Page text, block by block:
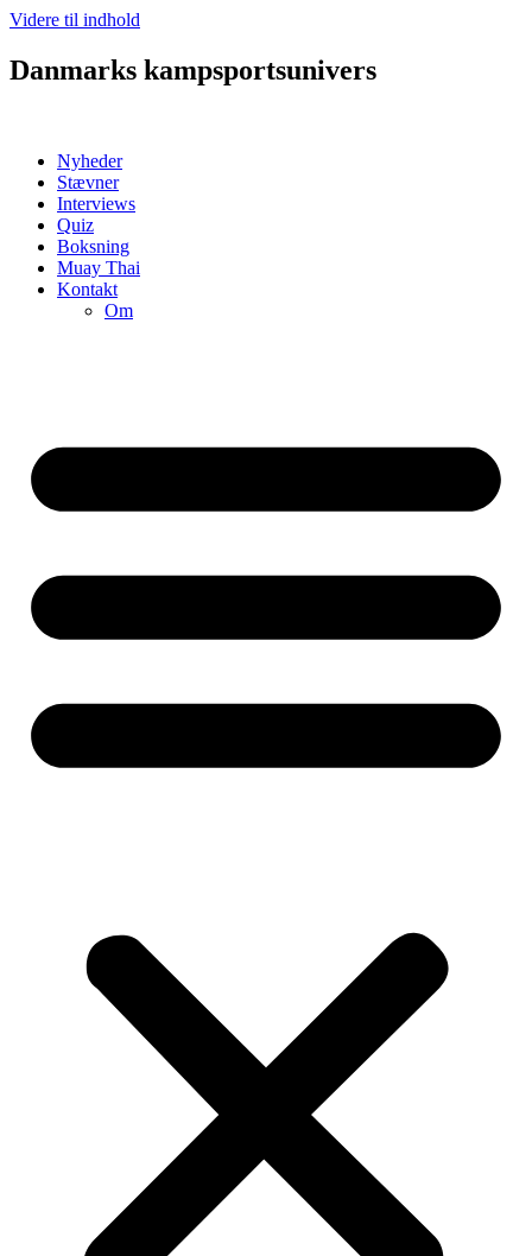
Videre til indhold
Danmarks kampsportsunivers
Nyheder
Stævner
Interviews
Quiz
Boksning
Muay Thai
Kontakt
Om